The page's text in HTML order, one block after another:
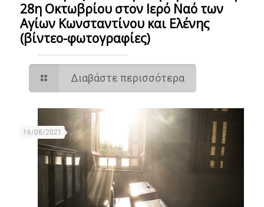
28η Οκτωβρίου στον Ιερό Ναό των
Αγίων Κωνσταντίνου και Ελένης
(βίντεο-φωτογραφίες)
Διαβάστε περισσότερα
16/08/2021